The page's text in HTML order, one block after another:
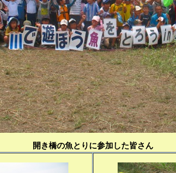
開き橋の魚とりに参加した皆さん